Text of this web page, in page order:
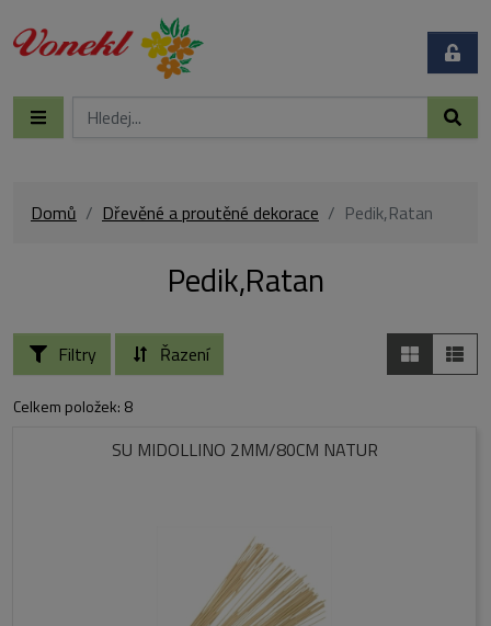
Domů Dřevěné a proutěné dekorace Pedik,Ratan
Pedik,Ratan
Filtry Řazení
Celkem položek: 8
SU MIDOLLINO 2MM/80CM NATUR